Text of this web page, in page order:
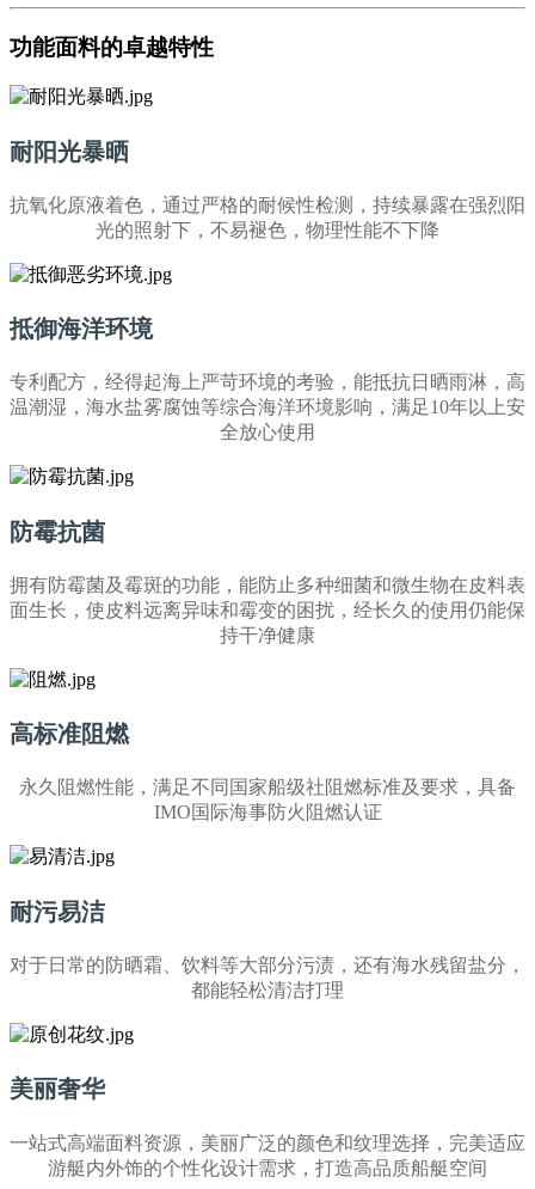
功能面料的卓越特性
耐阳光暴晒
抗氧化原液着色，通过严格的耐候性检测，持续暴露在强烈阳
光的照射下，不易褪色，物理性能不下降
抵御海洋环境
专利配方，经得起海上严苛环境的考验，能抵抗日晒雨淋，高
温潮湿，海水盐雾腐蚀等综合海洋环境影响，满足10年以上安
全放心使用
防霉抗菌
拥有防霉菌及霉斑的功能，能防止多种细菌和微生物在皮料表
面生长，使皮料远离异味和霉变的困扰，经长久的使用仍能保
持干净健康
高标准阻燃
永久阻燃性能，满足不同国家船级社阻燃标准及要求，具备
IMO国际海事防火阻燃认证
耐污易洁
对于日常的防晒霜、饮料等大部分污渍，还有海水残留盐分，
都能轻松清洁打理
美丽奢华
一站式高端面料资源，美丽广泛的颜色和纹理选择，完美适应
游艇内外饰的个性化设计需求，打造高品质船艇空间